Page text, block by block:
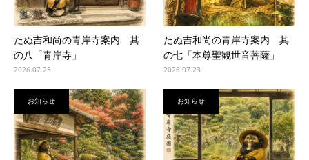
たぬ吉和尚の青岸寺案内 其
の八「青岸寺」
2026.07.25
たぬ吉和尚の青岸寺案内 其
の七「本尊聖観世音菩薩」
2026.07.23
お知らせ お知らせ